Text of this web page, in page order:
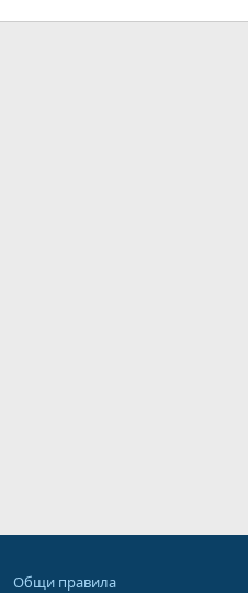
Общи правила